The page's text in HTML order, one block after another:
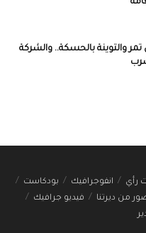
والتوينة بالحسكة.. والشركة
رأي انفوجرافيك
بودكاست
من ديرتنا
فيديو جرافيك